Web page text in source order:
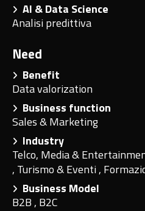
AI & Data Science
Analisi predittiva
Need
Benefit
Data valorization
Business function
Sales & Marketing
Industry
Telco, Media &
, Turismo & Eventi,
Business Model
B2B , B2C